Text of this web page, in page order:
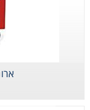
Plasticware